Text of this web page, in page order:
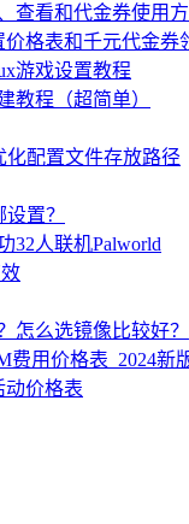
查看和代金券使用
格表和千元代金券
游戏设置教程
教程（超简单）
化配置文件存放路径
置？
32人联机Palworld
怎么选镜像比较好？
费用价格表_2024新
动价格表